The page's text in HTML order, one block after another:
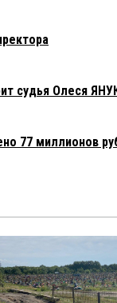
судья Олеся
77 миллионов